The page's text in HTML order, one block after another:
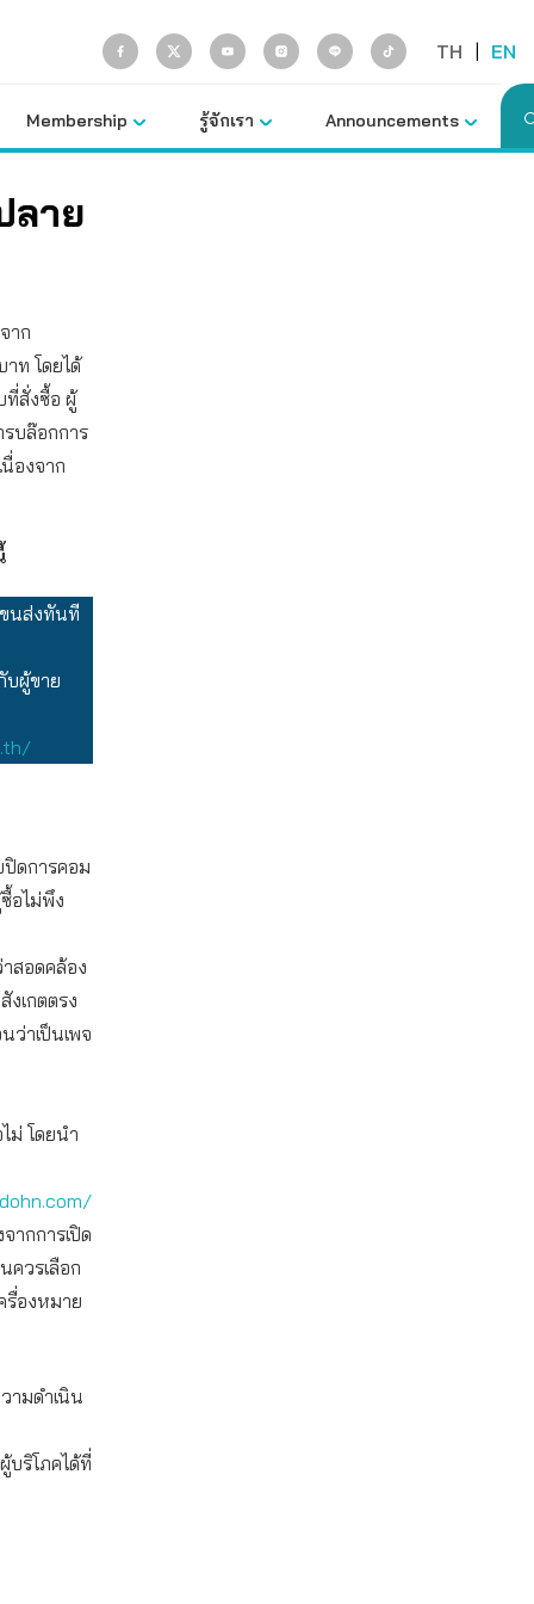
TH | EN
Membership รู้จักเรา Announcements
ลาย
าก
ท โดยได้
ที่สั่งซื้อ ผู้
รบล๊อกการ
องจาก
นส่งทันที
บผู้ขาย
ปิดการคอม
อไม่พึง
สอดคล้อง
งเกตตรง
ว่าเป็นเพจ
ม่ โดยนำ
ากการเปิด
ควรเลือก
รื่องหมาย
ามดำเนิน
บริโภคได้ที่